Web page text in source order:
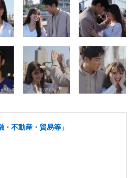
不動産・貿易等」